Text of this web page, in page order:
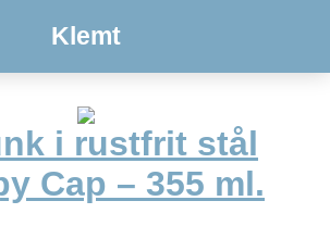
Klemt
i rustfrit stål
Cap – 355 ml.